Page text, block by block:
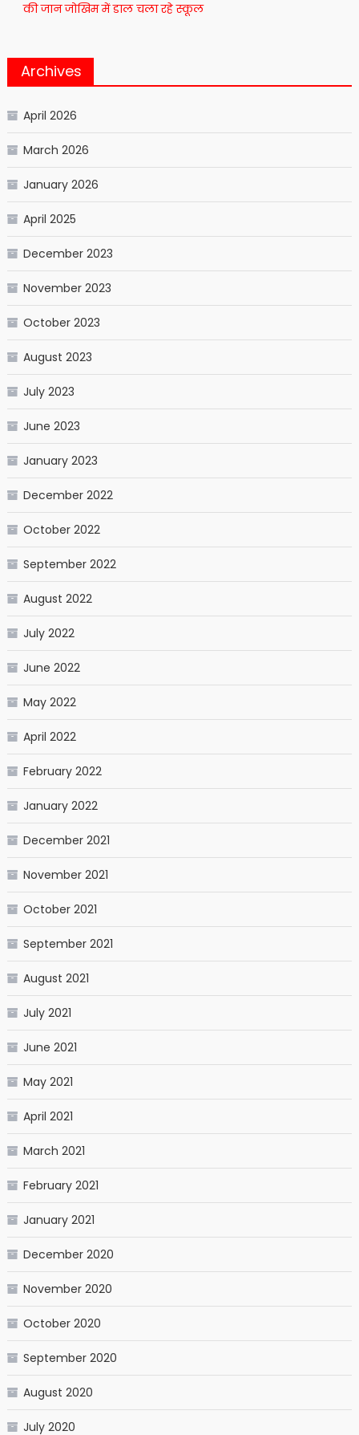
की जान जोखिम में डाल चला रहे स्कूल
Archives
April 2026
March 2026
January 2026
April 2025
December 2023
November 2023
October 2023
August 2023
July 2023
June 2023
January 2023
December 2022
October 2022
September 2022
August 2022
July 2022
June 2022
May 2022
April 2022
February 2022
January 2022
December 2021
November 2021
October 2021
September 2021
August 2021
July 2021
June 2021
May 2021
April 2021
March 2021
February 2021
January 2021
December 2020
November 2020
October 2020
September 2020
August 2020
July 2020